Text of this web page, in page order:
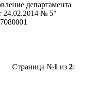
департамента
24.02.2014 № 5"
Страница №1 из 2: